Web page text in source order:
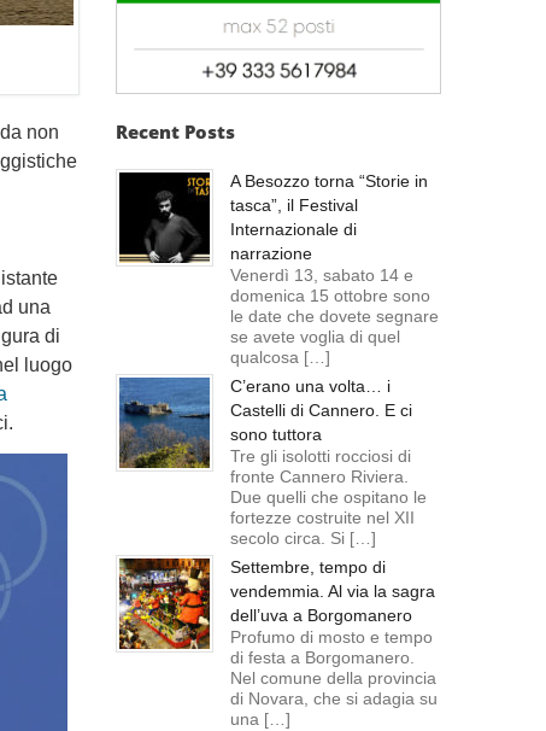
non
una
di
luogo
Recent Posts
A Besozzo torna “Storie in
tasca”, il Festival
Internazionale di
narrazione
Venerdì 13, sabato 14 e
domenica 15 ottobre sono
le date che dovete segnare
se avete voglia di quel
qualcosa […]
C’erano una volta… i
Castelli di Cannero. E ci
sono tuttora
Tre gli isolotti rocciosi di
fronte Cannero Riviera.
Due quelli che ospitano le
fortezze costruite nel XII
secolo circa. Si […]
Settembre, tempo di
vendemmia. Al via la sagra
dell’uva a Borgomanero
Profumo di mosto e tempo
di festa a Borgomanero.
Nel comune della provincia
di Novara, che si adagia su
una […]